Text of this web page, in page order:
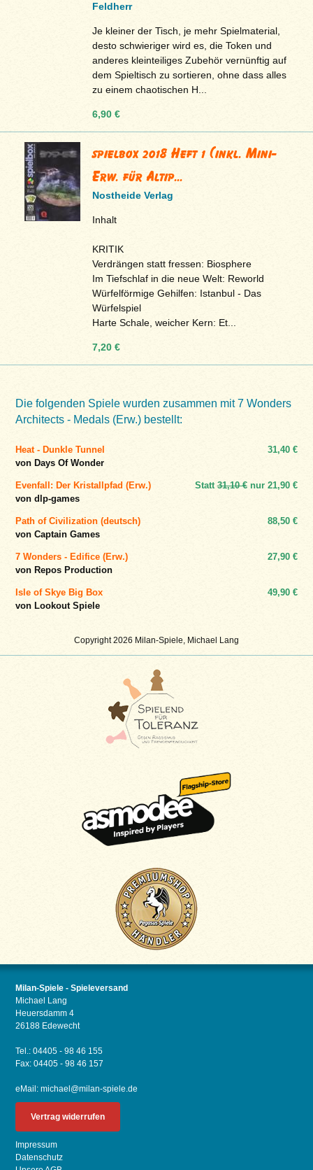
Copyright 2026 Milan-Spiele, Michael Lang
Feldherr
Je kleiner der Tisch, je mehr Spielmaterial,
desto schwieriger wird es, die Token und
anderes kleinteiliges Zubehör vernünftig auf
dem Spieltisch zu sortieren, ohne dass alles
zu einem chaotischen H...
6,90 €
spielbox 2018 Heft 1 (inkl. Mini-
Erw. für Altip...
Nostheide Verlag
Inhalt
KRITIK
Verdrängen statt fressen: Biosphere
Im Tiefschlaf in die neue Welt: Reworld
Würfelförmige Gehilfen: Istanbul - Das
Würfelspiel
Harte Schale, weicher Kern: Et...
7,20 €
Die folgenden Spiele wurden zusammen mit 7 Wonders
Architects - Medals (Erw.) bestellt:
Heat - Dunkle Tunnel
von Days Of Wonder
31,40 €
Evenfall: Der Kristallpfad (Erw.)
von dlp-games
Statt31,10 €nur 21,90 €
Path of Civilization (deutsch)
von Captain Games
88,50 €
7 Wonders - Edifice (Erw.)
von Repos Production
27,90 €
Isle of Skye Big Box
von Lookout Spiele
49,90 €
Milan-Spiele - Spieleversand
Michael Lang
Heuersdamm 4
26188 Edewecht
Tel.: 04405 - 98 46 155
Fax: 04405 - 98 46 157
eMail:michael@milan-spiele.de
Vertrag widerrufen
Impressum
Datenschutz